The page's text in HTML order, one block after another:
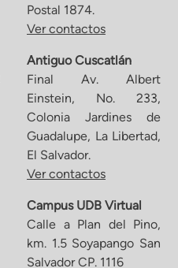
Postal 1874.
Ver contactos
Antiguo Cuscatlán
Final Av. Albert
Einstein, No. 233,
Colonia Jardines de
Guadalupe, La Libertad,
El Salvador.
Ver contactos
Campus UDB Virtual
Calle a Plan del Pino,
km. 1.5 Soyapango San
Salvador CP. 1116